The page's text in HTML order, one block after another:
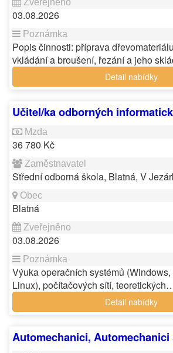
03.08.2026
Popis činnosti: příprava
vkládání a broušení, řezání a jeho
Detail nabídky
Učitel/ka odborných
36 780 Kč
Střední odborná škola, Blatná, V
Blatná
03.08.2026
Výuka operačních systémů
Linux), počítačových sítí,
Detail nabídky
Automechanici, Automechanici